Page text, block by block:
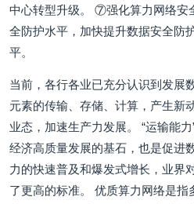
中心转型升级。 ⑦强化算力网络安
全防护水平，加快提升数据安全防
平。
当前，各行各业已充分认识到发展
元素的传输、存储、计算，产生新
业态，加速生产力发展。 “运输能力
经济高质量发展的基石，也是促进
力的快速普及和爆发式增长，业界
了更高的标准。 优质算力网络是指